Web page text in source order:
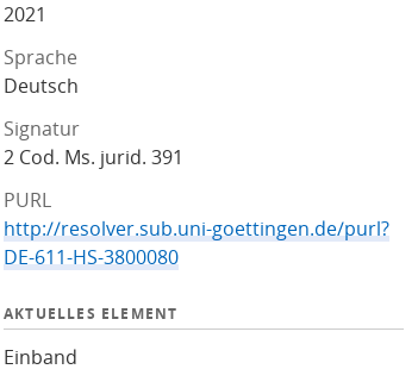
2021
Sprache
Deutsch
Signatur
2 Cod. Ms. jurid. 391
PURL
http://resolver.sub.uni-goettingen.de/purl?
DE-611-HS-3800080
AKTUELLES ELEMENT
Einband